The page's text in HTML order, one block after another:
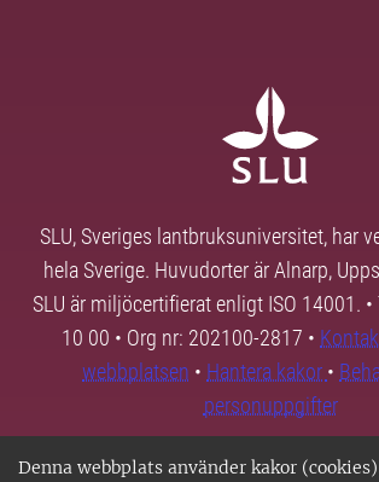
Denna webbplats använder kakor
SLU, Sveriges lantbruksuniversitet, har
hela Sverige. Huvudorter är Alnarp,
SLU är miljöcertifierat enligt ISO 14001.
10 00 • Org nr: 202100-2817 •
webbplatsen • Hantera kakor •
personuppgifter